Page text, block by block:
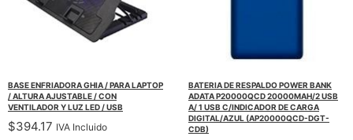
BASE ENFRIADORA GHIA / PARA LAPTOP
/ ALTURA AJUSTABLE / CON
VENTILADOR Y LUZ LED / USB
$394.17 IVA Incluido
BATERIA DE RESPALDO POWER BANK
ADATA P20000QCD 20000MAH/2 USB
A/ 1 USB C/INDICADOR DE CARGA
DIGITAL/AZUL (AP20000QCD-DGT-
CDB)